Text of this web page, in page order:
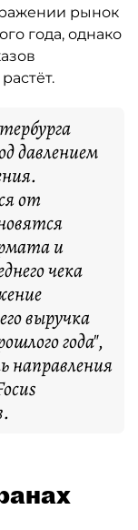
рынок
года, однако
давлением
от
и
чека
выручка
года",
направления